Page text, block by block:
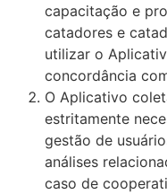
capacitação e
catadores e
utilizar o
concordância
O Aplicativo
estritamente
gestão de
análises
caso de